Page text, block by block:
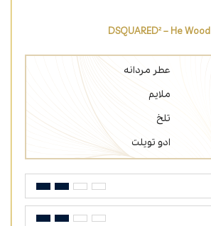
DSQUARED² – He Wood
عطر مردانه
ملایم
تلخ
ادو تویلت